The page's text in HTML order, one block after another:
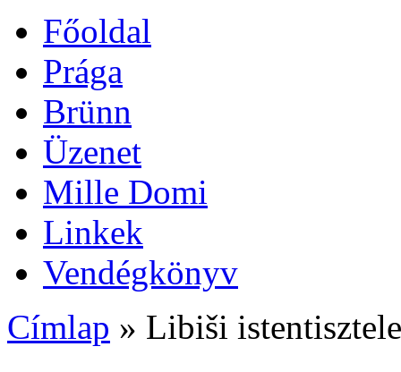
Főoldal
Prága
Brünn
Üzenet
Mille Domi
Linkek
Vendégkönyv
Címlap » Libiši